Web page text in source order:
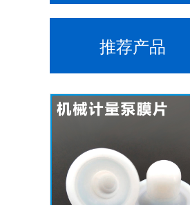
推荐产品
组合双唇骨架油封密封圈